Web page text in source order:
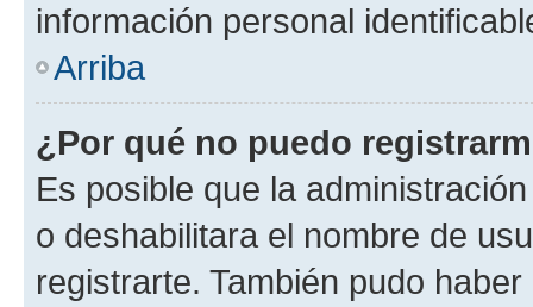
información personal
Arriba
¿Por qué no puedo
Es posible que la
o deshabilitara el nombre de
registrarte. También pudo